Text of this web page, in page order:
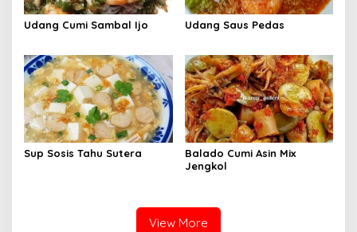
Udang Cumi Sambal Ijo Udang Saus Pedas
Sup Sosis Tahu Sutera
Balado Cumi Asin Mix
Jengkol
View More